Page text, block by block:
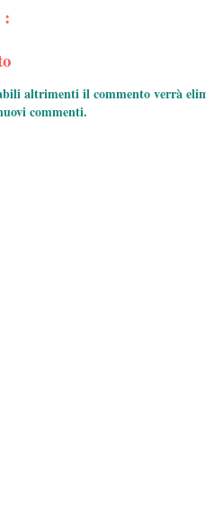
:
altrimenti il commento verrà
commenti.